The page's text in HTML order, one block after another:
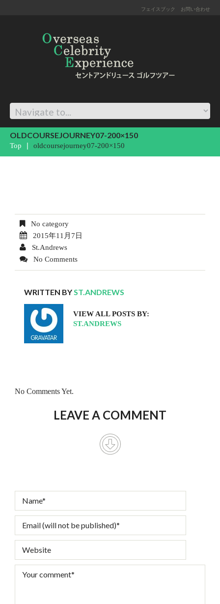
フェイスブック お問い合わせ
OLDCOURSEJOURNEY07-200×150
Top oldcoursejourney07-200×150
No category
2015年11月7日
St.Andrews
No Comments
WRITTEN BYST.ANDREWS
VIEW ALL POSTS BY:
ST.ANDREWS
No Comments Yet.
LEAVE A COMMENT